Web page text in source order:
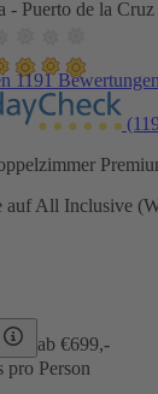
- Puerto de la Cruz
1191
auf All Inclusive
ab €699,-
pro Person